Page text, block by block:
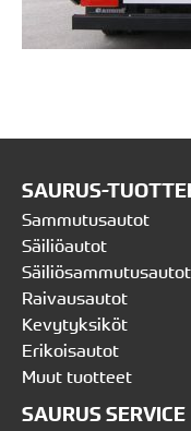
SAURUS-
Sammutusautot
Säiliöautot
Säiliösammutusautot
Raivausautot
Kevytyksiköt
Erikoisautot
Muut tuotteet
SAURUS SERVICE